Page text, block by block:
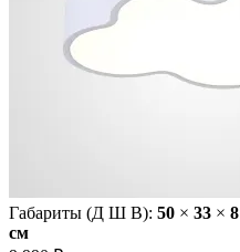
Габариты (Д Ш В): 50 × 33 × 8
cм